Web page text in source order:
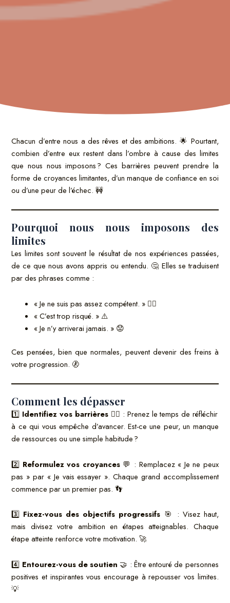
Chacun d’entre nous a des rêves et des ambitions. 🌟 Pourtant,
combien d’entre eux restent dans l’ombre à cause des limites
que nous nous imposons ? Ces barrières peuvent prendre la
forme de croyances limitantes, d’un manque de confiance en soi
ou d’une peur de l’échec. 🚧
Pourquoi nous nous imposons des
limites
Les limites sont souvent le résultat de nos expériences passées,
de ce que nous avons appris ou entendu. 🤔 Elles se traduisent
par des phrases comme :
« Je ne suis pas assez compétent. » 🙅‍♂️
« C’est trop risqué. » ⚠️
« Je n’y arriverai jamais. » 😟
Ces pensées, bien que normales, peuvent devenir des freins à
votre progression. 🚷
Comment les dépasser
1️⃣ Identifiez vos barrières🕵️‍♂️ : Prenez le temps de réfléchir
à ce qui vous empêche d’avancer. Est-ce une peur, un manque
de ressources ou une simple habitude ?
2️⃣ Reformulez vos croyances💬 : Remplacez « Je ne peux
pas » par « Je vais essayer ». Chaque grand accomplissement
commence par un premier pas. 👣
3️⃣ Fixez-vous des objectifs progressifs 🎯 : Visez haut,
mais divisez votre ambition en étapes atteignables. Chaque
étape atteinte renforce votre motivation. 🚀
4️⃣ Entourez-vous de soutien 🤝 : Être entouré de personnes
positives et inspirantes vous encourage à repousser vos limites.
💡